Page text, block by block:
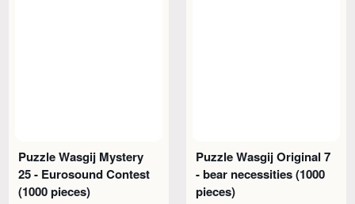
Puzzle Wasgij Mystery
25 - Eurosound Contest
(1000 pieces)
Puzzle Wasgij Original 7
- bear necessities (1000
pieces)